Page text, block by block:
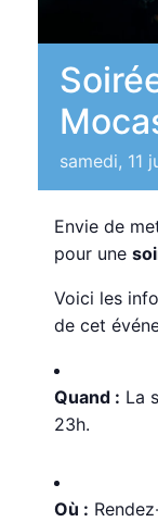
samedi, 11
Envie de
pour une
Voici les
de cet
Quand : La
23h.
Où :